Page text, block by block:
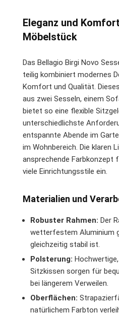
Eleganz und
Möbelstück
Das Bellagio Birgi Novo
teilig kombiniert modernes
Komfort und Qualität.
aus zwei Sesseln, einem
bietet so eine flexible
unterschiedlichste
entspannte Abende im
im Wohnbereich. Die klaren
ansprechende Farbkonzept
viele Einrichtungsstile ein.
Materialien und
Robuster Rahmen: Der
wetterfestem Aluminium
gleichzeitig stabil ist.
Polsterung:
Sitzkissen sorgen für
bei längerem Verweilen.
Oberflächen:
natürlichem Farbton